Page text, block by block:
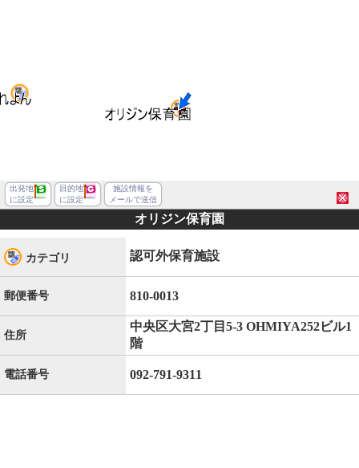
出発地
に設定
目的地
に設定
施設情報を
メールで送信
オリジン保育園
カテゴリ 認可外保育施設
郵便番号 810-0013
住所
中央区大宮2丁目5-3 OHMIYA252ビル1
階
電話番号 092-791-9311